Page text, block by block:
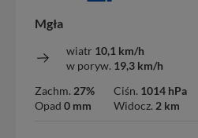
Mgła
wiatr 10,1 km/h
w poryw. 19,3 km/h
Zachm. 27%
Opad 0 mm
Ciśn. 1014 hPa
Widocz. 2 km